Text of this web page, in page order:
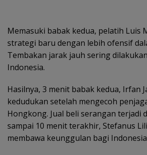
Memasuki babak kedua, pelatih Luis
strategi baru dengan lebih ofensif
Tembakan jarak jauh sering
Indonesia.
Hasilnya, 3 menit babak kedua, Irfan
kedudukan setelah mengecoh
Hongkong. Jual beli serangan terjadi
sampai 10 menit terakhir, Stefanus
membawa keunggulan bagi